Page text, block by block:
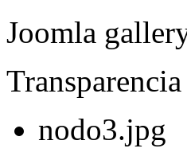
Joomla
Transparencia
nodo3.jpg